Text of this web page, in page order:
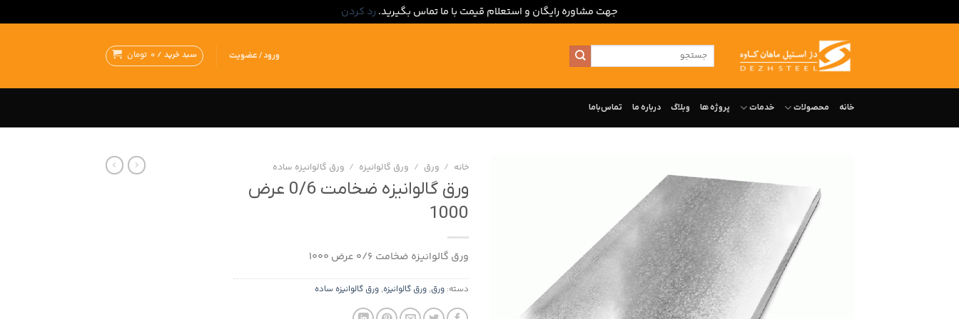
جهت مشاوره رایگان و استعلام قیمت با ما تماس بگیرید. رد کردن
جستجو
برای:
ورود / عضویت سبد خرید / 0 تومان
خانه محصولات خدمات پروژه ها وبلاگ درباره‌ ما تماس‌با‌ما
خانه / ورق / ورق گالوانیزه / ورق گالوانیزه ساده
ورق گالوانیزه ضخامت 0/6 عرض
1000
ورق گالوانیزه ضخامت 0/6 عرض 1000
دسته: ورق, ورق گالوانیزه, ورق گالوانیزه ساده